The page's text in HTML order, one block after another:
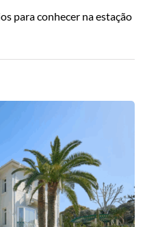
para conhecer na estação